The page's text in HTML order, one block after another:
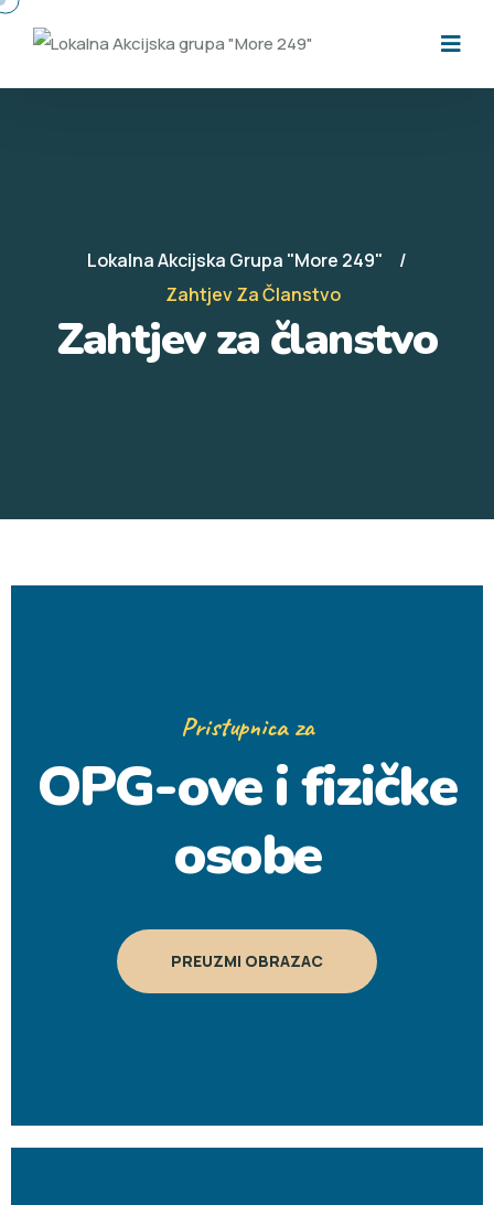
Lokalna Akcijska Grupa "More 249"
Zahtjev Za Članstvo
Zahtjev za članstvo
Pristupnica za
OPG-ove i fizičke
osobe
PREUZMI OBRAZAC